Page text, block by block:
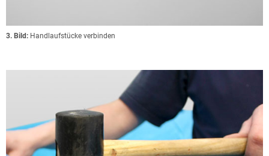
3. Bild: Handlaufstücke verbinden